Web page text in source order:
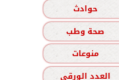
حوادث
صحة وطب
منوعات
العدد الورقي